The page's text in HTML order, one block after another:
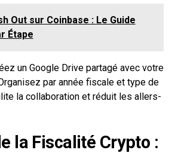
Out sur Coinbase : Le Guide
Étape
un Google Drive partagé avec votre
par année fiscale et type de
la collaboration et réduit les allers-
la Fiscalité Crypto :